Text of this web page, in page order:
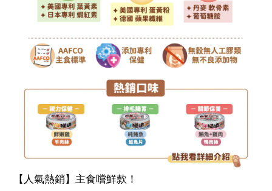
【人氣熱銷】主食嚐鮮款！